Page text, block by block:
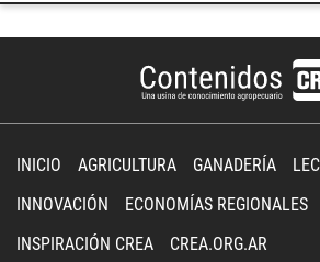
INICIO AGRICULTURA GANADERÍA
INNOVACIÓN
ECONOMÍAS REGIONALES
INSPIRACIÓN CREA
CREA.ORG.AR